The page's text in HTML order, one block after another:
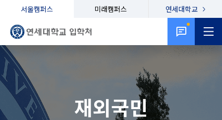
서울캠퍼스 미래캠퍼스 연세대학교
재외국민